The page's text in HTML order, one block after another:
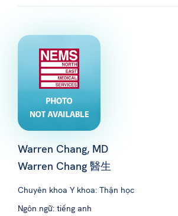
Warren Chang, MD
Warren Chang 醫生
Chuyên khoa Y khoa: Thận học
Ngôn ngữ: tiếng anh